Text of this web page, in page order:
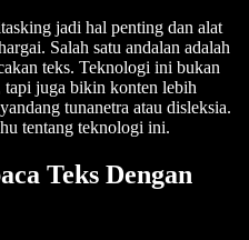
jadi hal penting dan alat
Salah satu andalan adalah
teks. Teknologi ini bukan
juga bikin konten lebih
tunanetra atau disleksia.
tentang teknologi ini.
Teks Dengan